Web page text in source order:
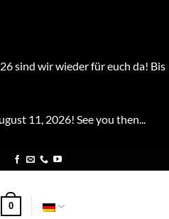
sind wir wieder für euch da! Bis
11, 2026! See you then...
0